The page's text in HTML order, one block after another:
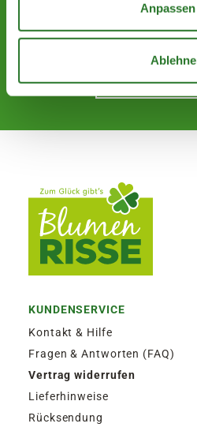
Anpassen
und verpasse keine
KUNDENSERVICE
Kontakt & Hilfe
Fragen & Antworten (FAQ)
Vertrag widerrufen
Lieferhinweise
Rücksendung